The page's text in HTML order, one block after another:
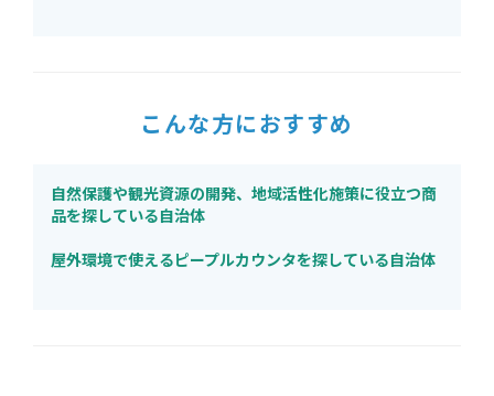
こんな方におすすめ
自然保護や観光資源の開発、地域活性化施策に役立つ商
品を探している自治体
屋外環境で使えるピープルカウンタを探している自治体